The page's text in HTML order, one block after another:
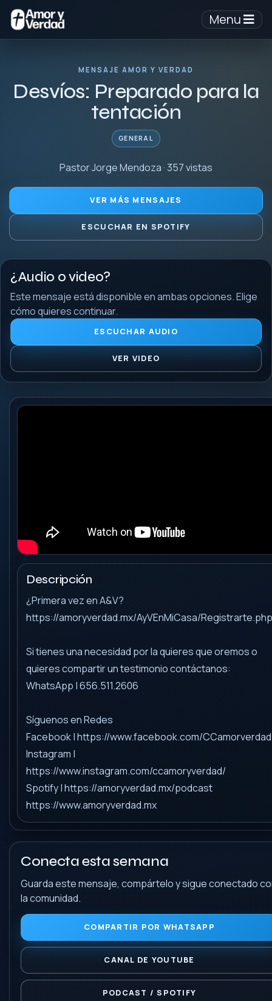
Menu
MENSAJE AMOR Y VERDAD
Desvíos: Preparado para la
tentación
GENERAL
Pastor Jorge Mendoza · 357 vistas
VER MÁS MENSAJES
ESCUCHAR EN SPOTIFY
¿Audio o video?
Este mensaje está disponible en ambas opciones. Elige
cómo quieres continuar.
ESCUCHAR AUDIO
VER VIDEO
Descripción
¿Primera vez en A&V?
https://amoryverdad.mx/AyVEnMiCasa/Registrarte.php
Si tienes una necesidad por la quieres que oremos o
quieres compartir un testimonio contáctanos:
WhatsApp | 656.511.2606
Síguenos en Redes
Facebook | https://www.facebook.com/CCamorverdad
Instagram |
https://www.instagram.com/ccamoryverdad/
Spotify | https://amoryverdad.mx/podcast
https://www.amoryverdad.mx
Conecta esta semana
Guarda este mensaje, compártelo y sigue conectado
la comunidad.
COMPARTIR POR WHATSAPP
CANAL DE YOUTUBE
PODCAST / SPOTIFY